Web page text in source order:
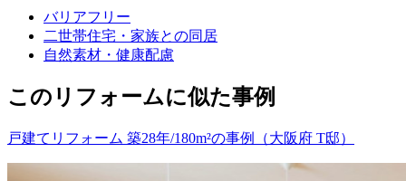
バリアフリー
二世帯住宅・家族との同居
自然素材・健康配慮
このリフォームに似た事例
戸建てリフォーム 築28年/180m²の事例（大阪府 T邸）